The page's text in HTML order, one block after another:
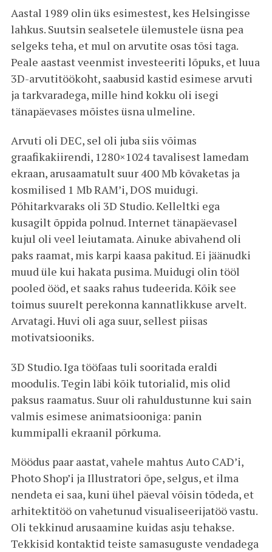
Aastal 1989 olin üks esimestest, kes Helsingisse
lahkus. Suutsin sealsetele ülemustele üsna pea
selgeks teha, et mul on arvutite osas tõsi taga.
Peale aastast veenmist investeeriti lõpuks, et luua
3D-arvutitöökoht, saabusid kastid esimese arvuti
ja tarkvaradega, mille hind kokku oli isegi
tänapäevases mõistes üsna ulmeline.
Arvuti oli DEC, sel oli juba siis võimas
graafikakiirendi, 1280×1024 tavalisest lamedam
ekraan, arusaamatult suur 400 Mb kõvaketas ja
kosmilised 1 Mb RAM’i, DOS muidugi.
Põhitarkvaraks oli 3D Studio. Kelleltki ega
kusagilt õppida polnud. Internet tänapäevasel
kujul oli veel leiutamata. Ainuke abivahend oli
paks raamat, mis karpi kaasa pakitud. Ei jäänudki
muud üle kui hakata pusima. Muidugi olin tööl
pooled ööd, et saaks rahus tudeerida. Kõik see
toimus suurelt perekonna kannatlikkuse arvelt.
Arvatagi. Huvi oli aga suur, sellest piisas
motivatsiooniks.
3D Studio. Iga tööfaas tuli sooritada eraldi
moodulis. Tegin läbi kõik tutorialid, mis olid
paksus raamatus. Suur oli rahuldustunne kui sain
valmis esimese animatsiooniga: panin
kummipalli ekraanil põrkuma.
Möödus paar aastat, vahele mahtus Auto CAD’i,
Photo Shop’i ja Illustratori õpe, selgus, et ilma
nendeta ei saa, kuni ühel päeval võisin tõdeda, et
arhitektitöö on vahetunud visualiseerijatöö vastu.
Oli tekkinud arusaamine kuidas asju tehakse.
Tekkisid kontaktid teiste samasuguste vendadega